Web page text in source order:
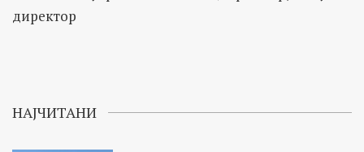
директор
НАЈЧИТАНИ